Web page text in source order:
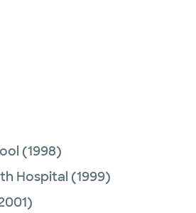
(1998)
Hospital (1999)